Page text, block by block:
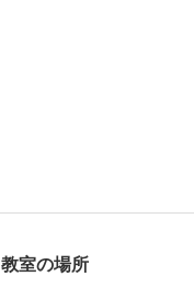
教室の場所